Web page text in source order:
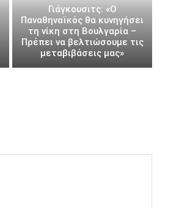
Γιάγκουσιτς: «Ο
Παναθηναϊκός θα κυνηγήσει
τη νίκη στη Βουλγαρία –
Πρέπει να βελτιώσουμε τις
μεταβιβάσεις μας»